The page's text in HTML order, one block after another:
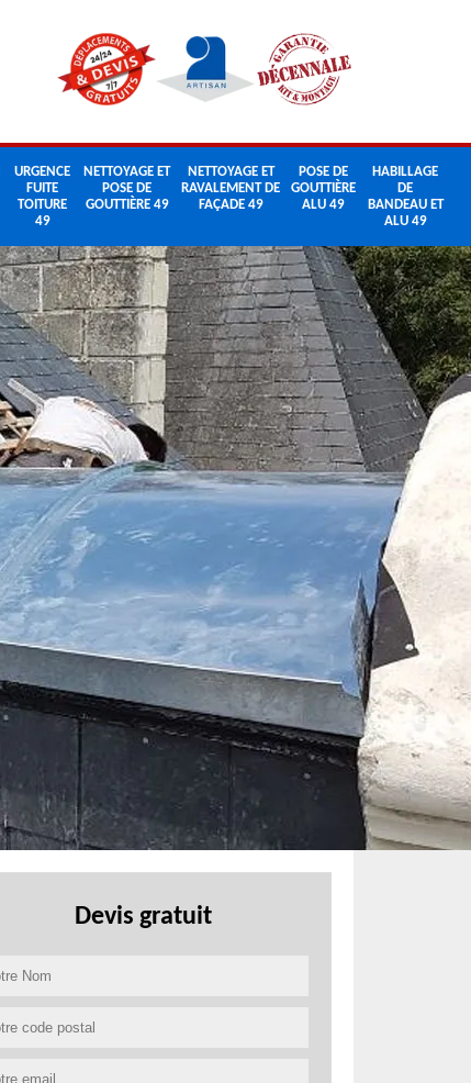
URGENCE
FUITE
TOITURE
49
NETTOYAGE ET
POSE DE
GOUTTIÈRE 49
NETTOYAGE ET
RAVALEMENT DE
FAÇADE 49
POSE DE
GOUTTIÈRE
ALU 49
HABILLAGE
DE
BANDEAU ET
ALU 49
Devis gratuit